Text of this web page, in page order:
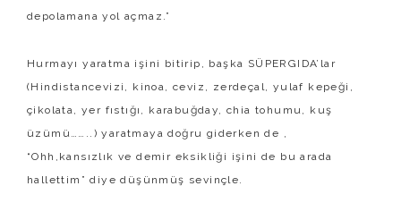
depolamana yol açmaz.”
Hurmayı yaratma işini bitirip, başka SÜPERGIDA’lar
(Hindistancevizi, kinoa, ceviz, zerdeçal, yulaf kepeği,
çikolata, yer fıstığı, karabuğday, chia tohumu, kuş
üzümü……..) yaratmaya doğru giderken de ,
“Ohh,kansızlık ve demir eksikliği işini de bu arada
hallettim” diye düşünmüş sevinçle.